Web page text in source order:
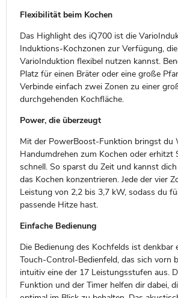
Flexibilität beim Kochen
Das Highlight des iQ700 ist die
Induktions-Kochzonen zur Verfügung,
VarioInduktion flexibel nutzen kannst.
Platz für einen Bräter oder eine große
Verbinde einfach zwei Zonen zu einer
durchgehenden Kochfläche.
Power, die überzeugt
Mit der PowerBoost-Funktion bringst du
Handumdrehen zum Kochen oder erhitzt
schnell. So sparst du Zeit und kannst
das Kochen konzentrieren. Jede der vier
Leistung von 2,2 bis 3,7 kW, sodass du
passende Hitze hast.
Einfache Bedienung
Die Bedienung des Kochfelds ist denkbar
Touch-Control-Bedienfeld, das sich vorn
intuitiv eine der 17 Leistungsstufen aus.
Funktion und der Timer helfen dir dabei,